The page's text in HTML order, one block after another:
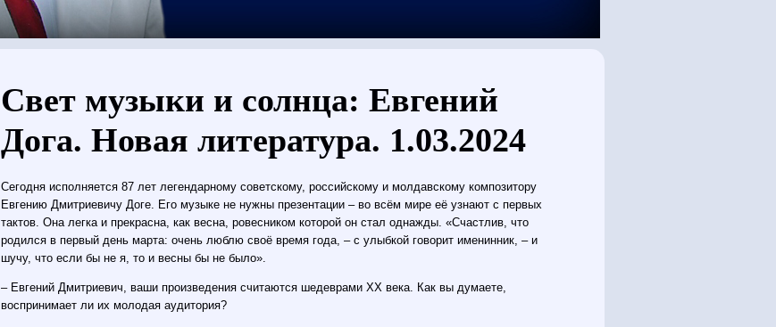
Usted está aquí
Свет музыки и солнца: Евгений
Дога. Новая литература. 1.03.2024
Сегодня исполняется 87 лет легендарному советскому, российскому и молдавскому композитору
Евгению Дмитриевичу Доге. Его музыке не нужны презентации – во всём мире её узнают с первых
тактов. Она легка и прекрасна, как весна, ровесником которой он стал однажды. «Счастлив, что
родился в первый день марта: очень люблю своё время года, – с улыбкой говорит именинник, – и
шучу, что если бы не я, то и весны бы не было».
– Евгений Дмитриевич, ваши произведения считаются шедеврами ХХ века. Как вы думаете,
воспринимает ли их молодая аудитория?